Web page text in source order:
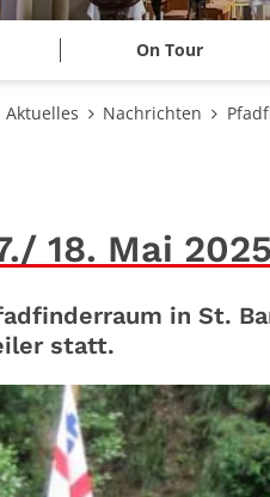
On Tour
Aktuelles Nachrichten
18. Mai 2025
in St.
statt.